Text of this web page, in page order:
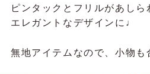
ピンタックとフリルがあし
エレガントなデザインに♩
無地アイテムなので、小物も